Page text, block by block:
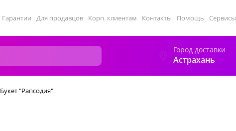
Гарантии Для продавцов Корп. клиентам Контакты Помощь Сервисы
Город доставки
Астрахань
Букет "Рапсодия"